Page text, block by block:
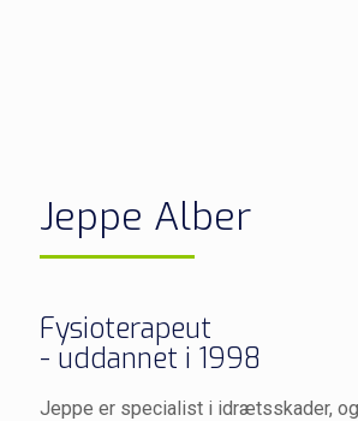
Jeppe Alber
Fysioterapeut
- uddannet i 1998
Jeppe er specialist i idrætsskader, og